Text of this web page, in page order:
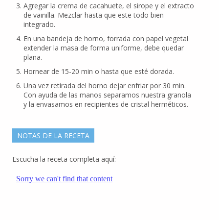
Agregar la crema de cacahuete, el sirope y el extracto
de vainilla. Mezclar hasta que este todo bien
integrado.
En una bandeja de horno, forrada con papel vegetal
extender la masa de forma uniforme, debe quedar
plana.
Hornear de 15-20 min o hasta que esté dorada.
Una vez retirada del horno dejar enfriar por 30 min.
Con ayuda de las manos separamos nuestra granola
y la envasamos en recipientes de cristal herméticos.
NOTAS DE LA RECETA
Escucha la receta completa aquí: